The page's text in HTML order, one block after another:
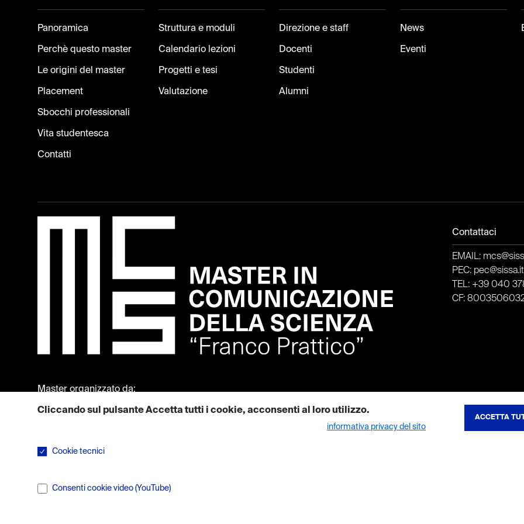
Panoramica
Perchè questo master
Le origini del master
Placement
Sbocchi professionali
Vita studentesca
Contatti
Struttura e moduli
Calendario lezioni
Progetti e tesi
Valutazione
Direzione e staff
Docenti
Studenti
Alumni
News
Eventi
Master organizzato da:
Contattaci
EMAIL:
PEC: pec@sissa.it
TEL: +39 040
CF:
Cliccando sul pulsante Accetta tutti i cookie, acconsenti al loro utilizzo.
informativa privacy del sito
Cookie tecnici
Consenti cookie video (YouTube)
ACCETTA